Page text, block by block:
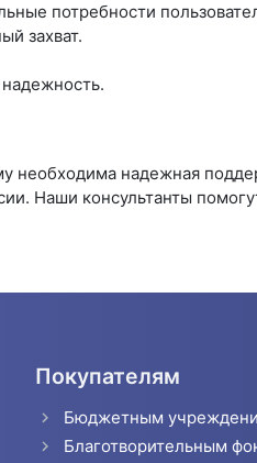
потребности
захват.
надежная
Наши консультанты
Покупателям
Бюджетным
Благотворительным